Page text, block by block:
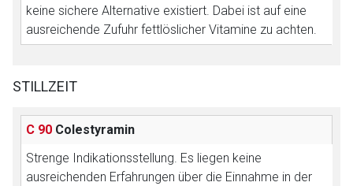
keine sichere Alternative existiert. Dabei ist auf eine
ausreichende Zufuhr fettlöslicher Vitamine zu achten.
STILLZEIT
C 90 Colestyramin
Strenge Indikationsstellung. Es liegen keine
ausreichenden Erfahrungen über die Einnahme in der